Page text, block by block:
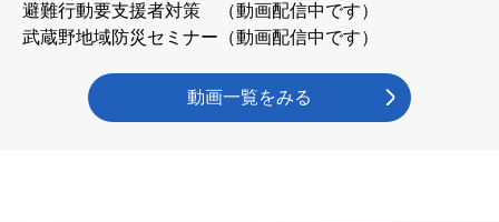
誠に勝手ではございますが、棚卸のため、下記の
日程で防災用品販売業務の営業時間を変更させて
すが、何卒ご了承くださいますようお願い申し上
げます。
避難行動要支援者対策 （動画配信中です）
武蔵野地域防災セミナー（動画配信中です）
動画一覧をみる